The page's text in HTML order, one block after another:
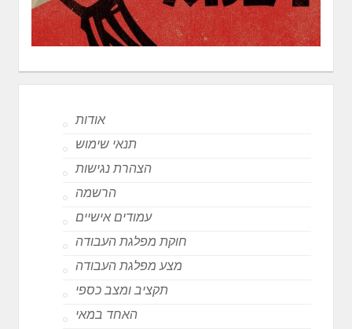
אודות
תנאי שימוש
הצהרת נגישות
הרשמה
עמודים אישיים
חוקת מפלגת העבודה
מצע מפלגת העבודה
תקציב ומצב כספי
האחד במאי